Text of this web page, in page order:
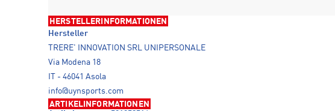
HERSTELLERINFORMATIONEN
Hersteller
TRERE' INNOVATION SRL UNIPERSONALE
Via Modena 18
IT - 46041 Asola
info@uynsports.com
ARTIKELINFORMATIONEN